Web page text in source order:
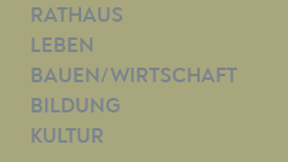
RATHAUS
LEBEN
BAUEN/WIRTSCHAFT
BILDUNG
KULTUR